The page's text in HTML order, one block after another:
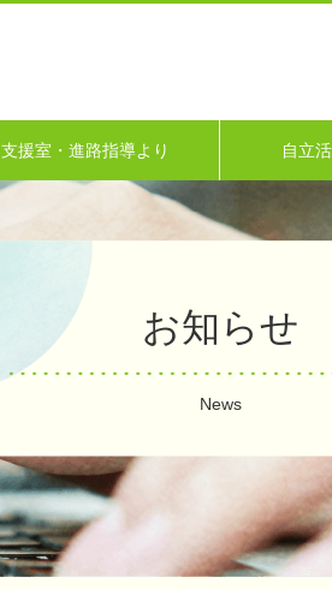
支援室・進路指導より 自立
お知らせ
News